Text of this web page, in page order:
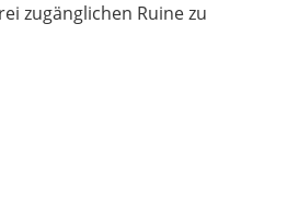
zugänglichen Ruine zu